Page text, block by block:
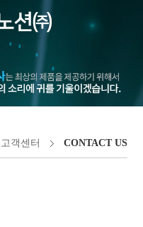
고객센터 CONTACT US